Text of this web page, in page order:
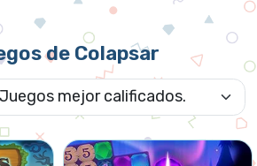
de Colapsar